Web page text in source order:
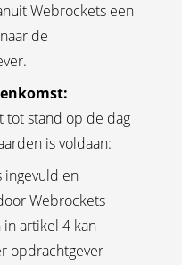
Webrockets een
de
tot stand op de dag
is voldaan:
ingevuld en
Webrockets
in artikel 4 kan
opdrachtgever